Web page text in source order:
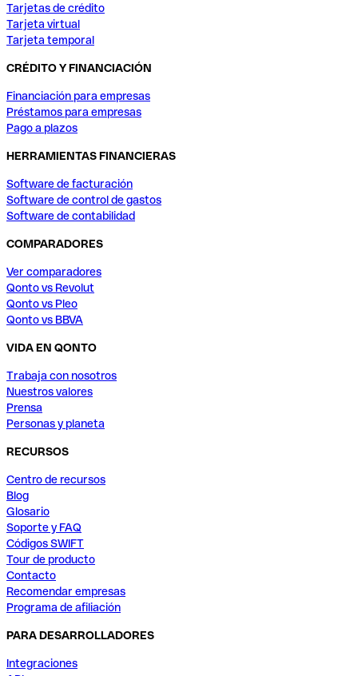
Tarjetas de crédito
Tarjeta virtual
Tarjeta temporal
CRÉDITO Y FINANCIACIÓN
Financiación para empresas
Préstamos para empresas
Pago a plazos
HERRAMIENTAS FINANCIERAS
Software de facturación
Software de control de gastos
Software de contabilidad
COMPARADORES
Ver comparadores
Qonto vs Revolut
Qonto vs Pleo
Qonto vs BBVA
VIDA EN QONTO
Trabaja con nosotros
Nuestros valores
Prensa
Personas y planeta
RECURSOS
Centro de recursos
Blog
Glosario
Soporte y FAQ
Códigos SWIFT
Tour de producto
Contacto
Recomendar empresas
Programa de afiliación
PARA DESARROLLADORES
Integraciones